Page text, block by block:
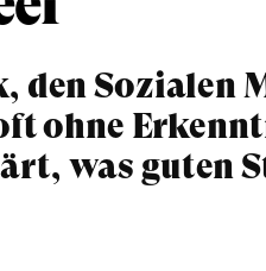
den Sozialen
ohne
was guten